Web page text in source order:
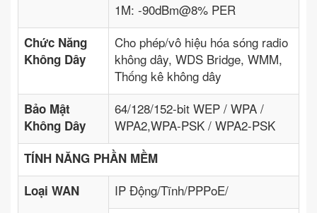
1M: -90dBm@8% PER
Chức Năng
Không Dây
Cho phép/vô hiệu hóa sóng radio
không dây, WDS Bridge, WMM,
Thống kê không dây
Bảo Mật
Không Dây
64/128/152-bit WEP / WPA /
WPA2,WPA-PSK / WPA2-PSK
TÍNH NĂNG PHẦN MỀM
Loại WAN
IP Động/Tĩnh/PPPoE/